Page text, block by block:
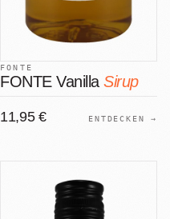
FONTE
FONTE Vanilla Sirup
11,95 € ENTDECKEN →